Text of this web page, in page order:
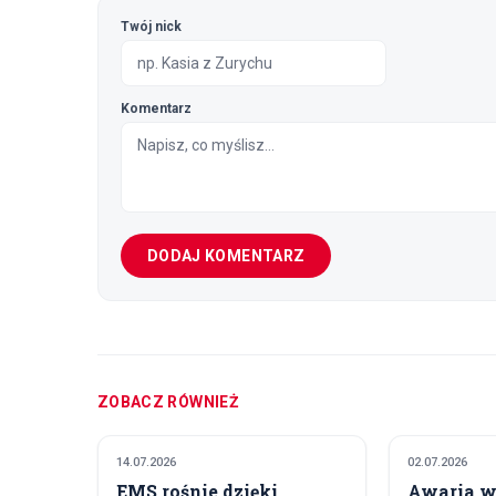
Twój nick
Komentarz
DODAJ KOMENTARZ
ZOBACZ RÓWNIEŻ
TECHNOLOGIA I INNOWACJE
14.07.2026
EMS rośnie dzięki
TECHNOLOGIA
02.07.2026
Awaria